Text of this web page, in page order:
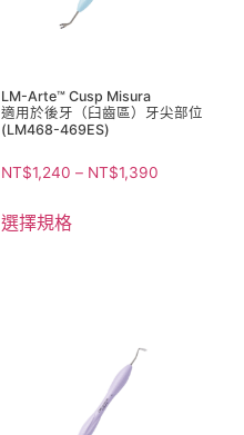
LM-Arte™ Cusp Misura
適用於後牙（臼齒區）牙尖部位
(LM468-469ES)
NT$1,240 – NT$1,390
選擇規格